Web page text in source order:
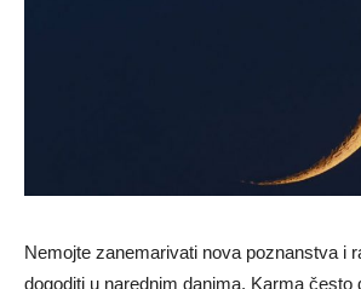
Nemojte zanemarivati nova poznanstva i
dogoditi u narednim danima. Karma često